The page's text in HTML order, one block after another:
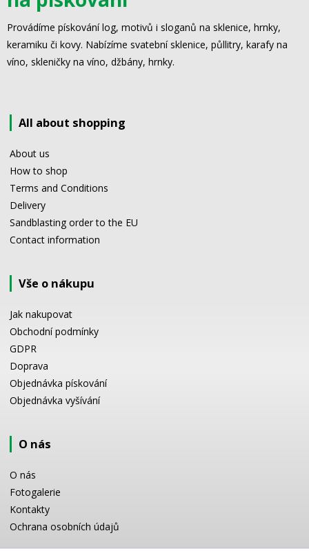
Provádíme pískování log, motivů i sloganů na sklenice, hrnky,
keramiku či kovy. Nabízíme svatební sklenice, půllitry, karafy na
víno, skleničky na víno, džbány, hrnky.
All about shopping
About us
How to shop
Terms and Conditions
Delivery
Sandblasting order to the EU
Contact information
Vše o nákupu
Jak nakupovat
Obchodní podmínky
GDPR
Doprava
Objednávka pískování
Objednávka vyšívání
O nás
O nás
Fotogalerie
Kontakty
Ochrana osobních údajů